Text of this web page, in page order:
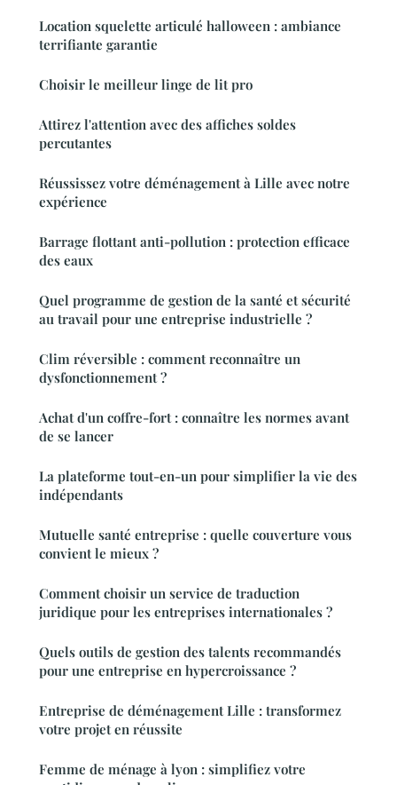
Location squelette articulé halloween : ambiance
terrifiante garantie
Choisir le meilleur linge de lit pro
Attirez l'attention avec des affiches soldes
percutantes
Réussissez votre déménagement à Lille avec notre
expérience
Barrage flottant anti-pollution : protection efficace
des eaux
Quel programme de gestion de la santé et sécurité
au travail pour une entreprise industrielle ?
Clim réversible : comment reconnaître un
dysfonctionnement ?
Achat d'un coffre-fort : connaître les normes avant
de se lancer
La plateforme tout-en-un pour simplifier la vie des
indépendants
Mutuelle santé entreprise : quelle couverture vous
convient le mieux ?
Comment choisir un service de traduction
juridique pour les entreprises internationales ?
Quels outils de gestion des talents recommandés
pour une entreprise en hypercroissance ?
Entreprise de déménagement Lille : transformez
votre projet en réussite
Femme de ménage à lyon : simplifiez votre